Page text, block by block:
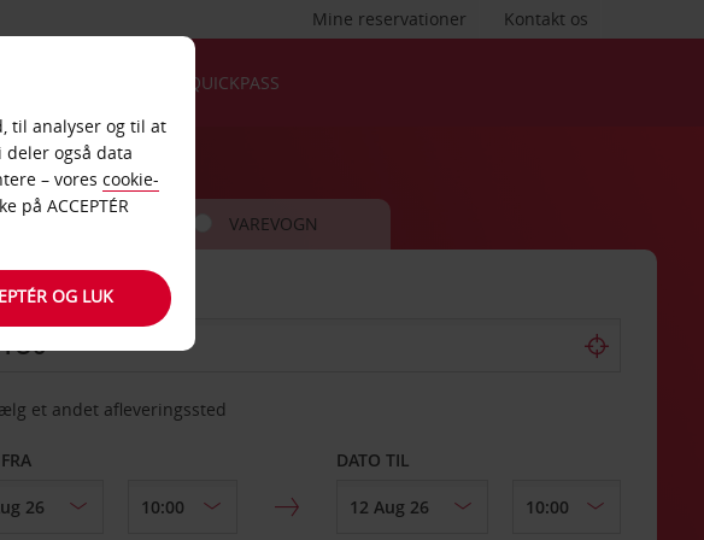
Kontakt os
Mine reservationer
QUICKPASS
BIL VAREVOGN
FRA
et andet afleveringssted
DATO TIL
til analyser og til at
også data
– vores cookie-
på ACCEPTÉR
OG LUK